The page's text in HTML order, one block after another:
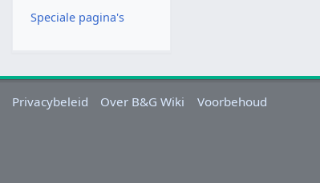
Speciale pagina's
Privacybeleid Over B&G Wiki Voorbehoud